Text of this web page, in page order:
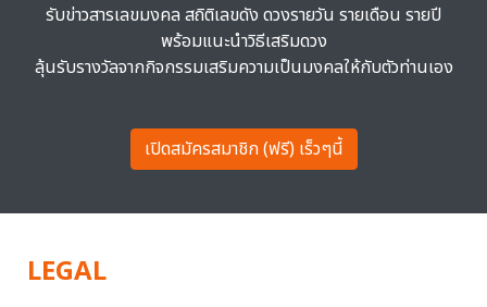
รับข่าวสารเลขมงคล สถิติเลขดัง ดวงรายวัน รายเดือน รายปี
พร้อมแนะนำวิธีเสริมดวง
ลุ้นรับรางวัลจากกิจกรรมเสริมความเป็นมงคลให้กับตัวท่านเอง
เปิดสมัครสมาชิก (ฟรี) เร็วๆนี้
LEGAL